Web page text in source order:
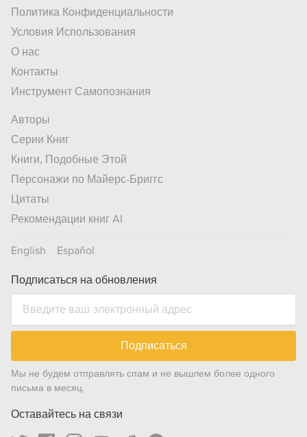
Политика Конфиденциальности
Условия Использования
О нас
Контакты
Инструмент Самопознания
Авторы
Серии Книг
Книги, Подобные Этой
Персонажи по Майерс-Бриггс
Цитаты
Рекомендации книг AI
English Español
Подписаться на обновления
Подписаться
Мы не будем отправлять спам и не вышлем более одного
письма в месяц.
Оставайтесь на связи